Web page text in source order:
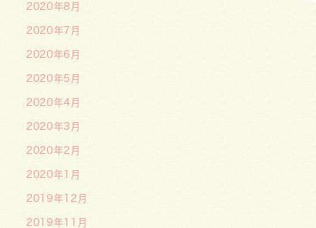
2020年8月
2020年7月
2020年6月
2020年5月
2020年4月
2020年3月
2020年2月
2020年1月
2019年12月
2019年11月